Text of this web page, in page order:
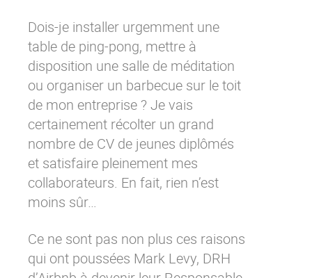
Contactez-nous
Essayez eXo
Dois-je installer urgemment une
table de ping-pong, mettre à
disposition une salle de méditation
ou organiser un barbecue sur le toit
de mon entreprise ? Je vais
certainement récolter un grand
nombre de CV de jeunes diplômés
et satisfaire pleinement mes
collaborateurs. En fait, rien n’est
moins sûr…
Ce ne sont pas non plus ces raisons
qui ont poussées Mark Levy, DRH